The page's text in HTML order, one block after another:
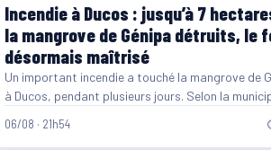
Incendie à Ducos : jusqu’à 7
la mangrove de Génipa détruits, le
désormais maîtrisé
Un important incendie a touché la mangrove de
à Ducos, pendant plusieurs jours. Selon la
06/08 · 21h54